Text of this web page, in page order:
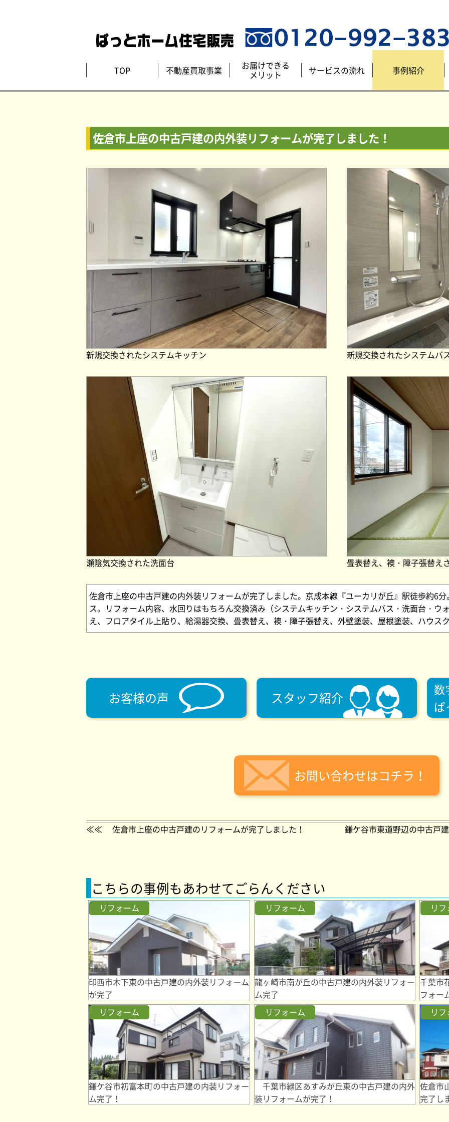
TOP 不動産買取事業 お届けできる
メリット サービスの流れ 事例紹介
佐倉市上座の中古戸建の内外装リフォームが完了しました！
新規交換されたシステムキッチン 新規交換されたシステムバ
瀬陰気交換された洗面台 畳表替え、襖・障子張替え
佐倉市上座の中古戸建の内外装リフォームが完了しました。京成本線『ユーカリが丘』駅徒歩約6
ス。リフォーム内容、水回りはもちろん交換済み（システムキッチン・システムバス・洗面台・ウ
え、フロアタイル上貼り、給湯器交換、畳表替え、襖・障子張替え、外壁塗装、屋根塗装、ハウス
お客様の声 スタッフ紹介
数
ぱ
お問い合わせはコチラ！
≪≪ 佐倉市上座の中古戸建のリフォームが完了しました！ 鎌ケ谷市東道野辺の中古戸
こちらの事例もあわせてごらんください
リフォーム
印西市木下東の中古戸建の内外装リフォーム
が完了
リフォーム
龍ヶ崎市南が丘の中古戸建の内外装リフォー
ム完了
リ
千葉市
フォー
リフォーム
鎌ケ谷市初富本町の中古戸建の内装リフォー
ム完了！
リフォーム
千葉市緑区あすみが丘東の中古戸建の内外
装リフォームが完了！
リ
佐倉市
完了し